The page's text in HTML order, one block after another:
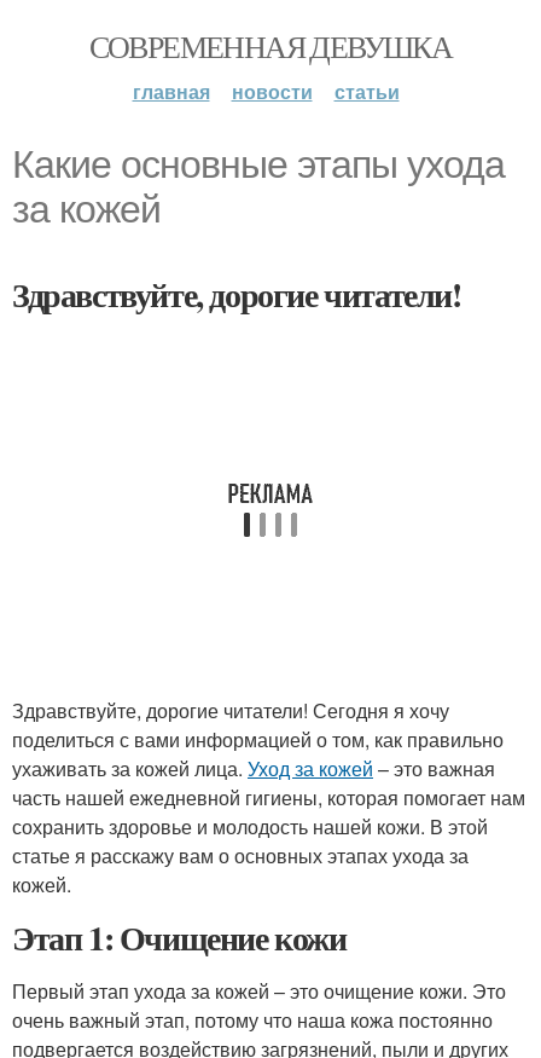
СОВРЕМЕННАЯ ДЕВУШКА
главная новости статьи
Какие основные этапы ухода
за кожей
Здравствуйте, дорогие читатели!
Здравствуйте, дорогие читатели! Сегодня я хочу
поделиться с вами информацией о том, как правильно
ухаживать за кожей лица. Уход за кожей – это важная
часть нашей ежедневной гигиены, которая помогает нам
сохранить здоровье и молодость нашей кожи. В этой
статье я расскажу вам о основных этапах ухода за
кожей.
Этап 1: Очищение кожи
Первый этап ухода за кожей – это очищение кожи. Это
очень важный этап, потому что наша кожа постоянно
подвергается воздействию загрязнений, пыли и других